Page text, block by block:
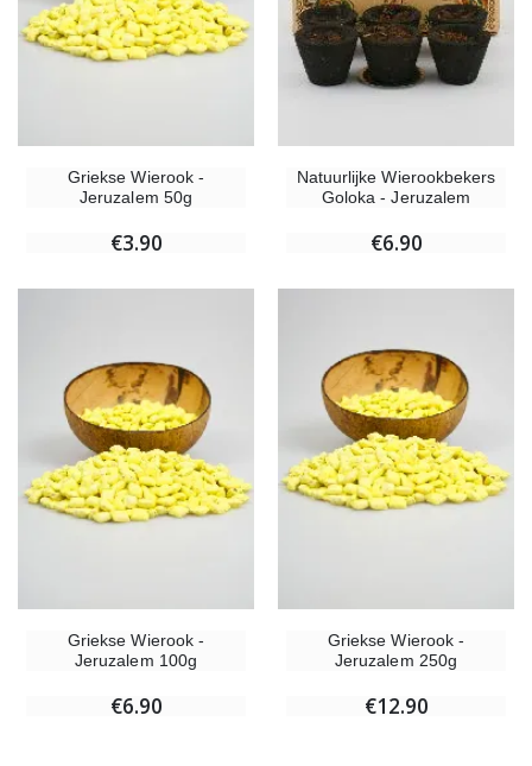
Griekse Wierook -
Jeruzalem 50g
€3.90
Natuurlijke Wierookbekers
Goloka - Jeruzalem
€6.90
Griekse Wierook -
Jeruzalem 100g
€6.90
Griekse Wierook -
Jeruzalem 250g
€12.90